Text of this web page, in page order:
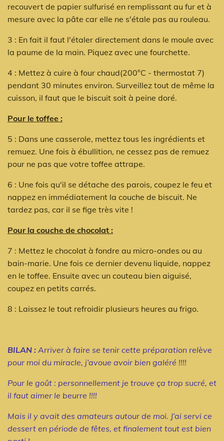
recouvert de papier sulfurisé en remplissant au fur et à
mesure avec la pâte car elle ne s'étale pas au rouleau.
3 : En fait il faut l'étaler directement dans le moule avec
la paume de la main. Piquez avec une fourchette.
4 : Mettez à cuire à four chaud(200°C - thermostat 7)
pendant 30 minutes environ. Surveillez tout de même la
cuisson, il faut que le biscuit soit à peine doré.
Pour le toffee :
5 : Dans une casserole, mettez tous les ingrédients et
remuez. Une fois à ébullition, ne cessez pas de remuez
pour ne pas que votre toffee attrape.
6 : Une fois qu'il se détache des parois, coupez le feu et
nappez en immédiatement la couche de biscuit. Ne
tardez pas, car il se fige très vite !
Pour la couche de chocolat :
7 : Mettez le chocolat à fondre au micro-ondes ou au
bain-marie. Une fois ce dernier devenu liquide, nappez
en le toffee. Ensuite avec un couteau bien aiguisé,
coupez en petits carrés.
8 : Laissez le tout refroidir plusieurs heures au frigo.
BILAN : Arriver à faire se tenir cette préparation relève
pour moi du miracle, j’avoue avoir bien galéré !!!!
Pour le goût : personnellement je trouve ça trop sucré, et
il faut aimer le beurre !!!!
Mais il y avait des amateurs autour de moi. J’ai servi ce
dessert en période de fêtes, et finalement tout est bien